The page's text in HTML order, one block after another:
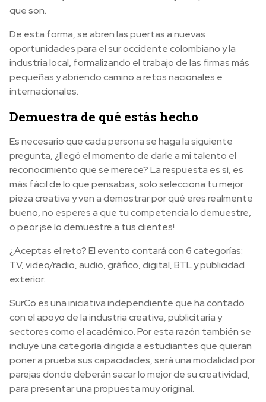
que son.
De esta forma, se abren las puertas a nuevas
oportunidades para el sur occidente colombiano y la
industria local, formalizando el trabajo de las firmas más
pequeñas y abriendo camino a retos nacionales e
internacionales.
Demuestra de qué estás hecho
Es necesario que cada persona se haga la siguiente
pregunta, ¿llegó el momento de darle a mi talento el
reconocimiento que se merece? La respuesta es sí, es
más fácil de lo que pensabas, solo selecciona tu mejor
pieza creativa y ven a demostrar por qué eres realmente
bueno, no esperes a que tu competencia lo demuestre,
o peor ¡se lo demuestre a tus clientes!
¿Aceptas el reto? El evento contará con 6 categorías:
TV, video/radio, audio, gráfico, digital, BTL y publicidad
exterior.
SurCo es una iniciativa independiente que ha contado
con el apoyo de la industria creativa, publicitaria y
sectores como el académico. Por esta razón también se
incluye una categoría dirigida a estudiantes que quieran
poner a prueba sus capacidades, será una modalidad por
parejas donde deberán sacar lo mejor de su creatividad,
para presentar una propuesta muy original.